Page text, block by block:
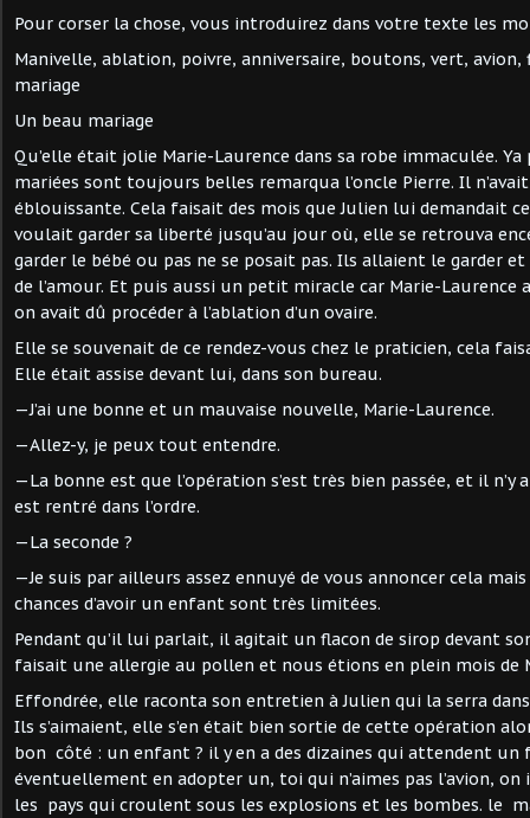
Pour corser la chose, vous introduirez dans votre texte les
Manivelle, ablation, poivre, anniversaire, boutons, vert, avion,
mariage
Un beau mariage
Qu’elle était jolie Marie-Laurence dans sa robe immaculée. Ya
mariées sont toujours belles remarqua l’oncle Pierre. Il
éblouissante. Cela faisait des mois que Julien lui demandait
voulait garder sa liberté jusqu’au jour où, elle se retrouva
garder le bébé ou pas ne se posait pas. Ils allaient le garder et
de l’amour. Et puis aussi un petit miracle car Marie-
on avait dû procéder à l’ablation d’un ovaire.
Elle se souvenait de ce rendez-vous chez le praticien, cela
Elle était assise devant lui, dans son bureau.
—J’ai une bonne et un mauvaise nouvelle, Marie-Laurence.
—Allez-y, je peux tout entendre.
—La bonne est que l’opération s’est très bien passée, et il
est rentré dans l’ordre.
—La seconde ?
—Je suis par ailleurs assez ennuyé de vous annoncer cela
chances d’avoir un enfant sont très limitées.
Pendant qu’il lui parlait, il agitait un flacon de sirop devant
faisait une allergie au pollen et nous étions en plein mois de
Effondrée, elle raconta son entretien à Julien qui la serra
Ils s’aimaient, elle s’en était bien sortie de cette opération
bon côté : un enfant ? il y en a des dizaines qui attendent un
éventuellement en adopter un, toi qui n’aimes pas l’avion, on
les pays qui croulent sous les explosions et les bombes. le